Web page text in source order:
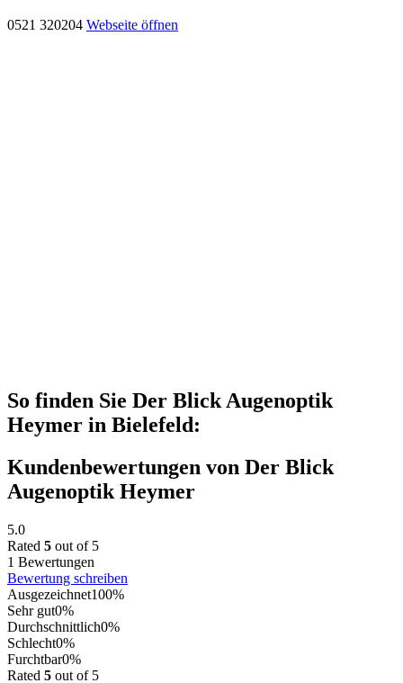
0521 320204 Webseite öffnen
So finden Sie Der Blick Augenoptik
Heymer in Bielefeld:
Kundenbewertungen von Der Blick
Augenoptik Heymer
5.0
Rated 5 out of 5
1 Bewertungen
Bewertung schreiben
Ausgezeichnet100%
Sehr gut0%
Durchschnittlich0%
Schlecht0%
Furchtbar0%
Rated 5 out of 5